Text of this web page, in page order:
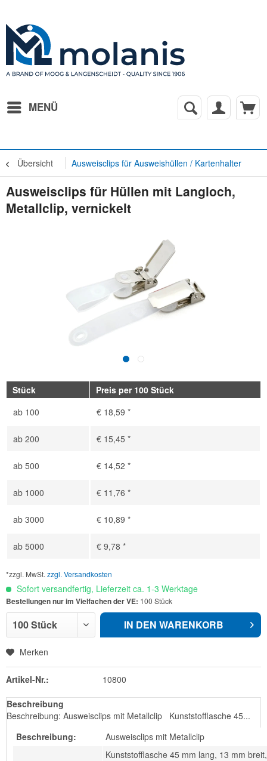
MENÜ
Übersicht Ausweisclips für Ausweishüllen / Kartenhalter
Ausweisclips für Hüllen mit Langloch,
Metallclip, vernickelt
Stück
Preis per 100 Stück
ab 100 € 18,59 *
ab 200 € 15,45 *
ab 500 € 14,52 *
ab 1000 € 11,76 *
ab 3000 € 10,89 *
ab 5000 € 9,78 *
*zzgl. MwSt. zzgl. Versandkosten
Sofort versandfertig, Lieferzeit ca. 1-3 Werktage
Bestellungen nur im Vielfachen der VE: 100 Stück
IN DEN WARENKORB
Merken
Artikel-Nr.: 10800
Beschreibung
Beschreibung: Ausweisclips mit Metallclip Kunststofflasche 45...
Beschreibung:
Ausweisclips mit Metallclip
Kunststofflasche 45 mm lang, 13 mm